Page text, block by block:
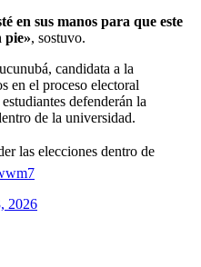
en sus manos para que este
pie», sostuvo.
candidata a la
en el proceso electoral
defenderán la
de la universidad.
las elecciones dentro de
2026